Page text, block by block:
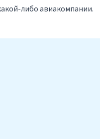
либо авиакомпании.